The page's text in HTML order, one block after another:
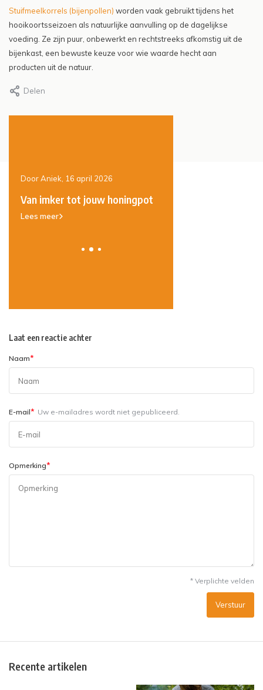
Stuifmeelkorrels (bijenpollen) worden vaak gebruikt tijdens het
hooikoortsseizoen als natuurlijke aanvulling op de dagelijkse
voeding. Ze zijn puur, onbewerkt en rechtstreeks afkomstig uit de
bijenkast, een bewuste keuze voor wie waarde hecht aan
producten uit de natuur.
Delen
Door Aniek, 16 april 2026
Van imker tot jouw honingpot
Lees meer
Laat een reactie achter
Naam*
E-mail* Uw e-mailadres wordt niet gepubliceerd.
Opmerking*
* Verplichte velden
Verstuur
Recente artikelen